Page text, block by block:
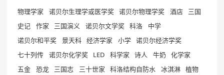
物理学家 诺贝尔生理学或医学奖 诺贝尔物理学奖 酒店
三国
史记
作家 三国演义 诺贝尔文学奖 科洛
中学
诺贝尔和平奖
景天科 经济学家 小学 诺贝尔经济学奖
七十列传
诺贝尔化学奖 LED 科学家 诗人 牛奶
化学家
五金
恐龙 三国志 三十世家 科洛结构自防水 冰淇淋 植物